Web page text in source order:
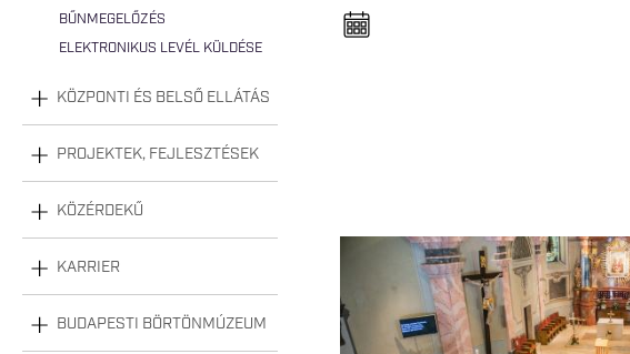
BŰNMEGELŐZÉS
ELEKTRONIKUS LEVÉL KÜLDÉSE
KÖZPONTI ÉS BELSŐ ELLÁTÁS
PROJEKTEK, FEJLESZTÉSEK
KÖZÉRDEKŰ
KARRIER
BUDAPESTI BÖRTÖNMÚZEUM
e
l